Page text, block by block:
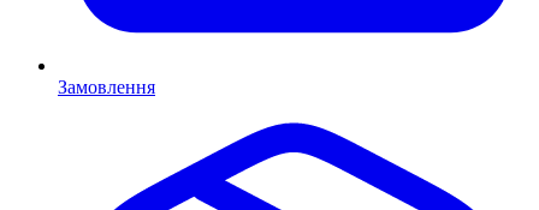
Замовлення